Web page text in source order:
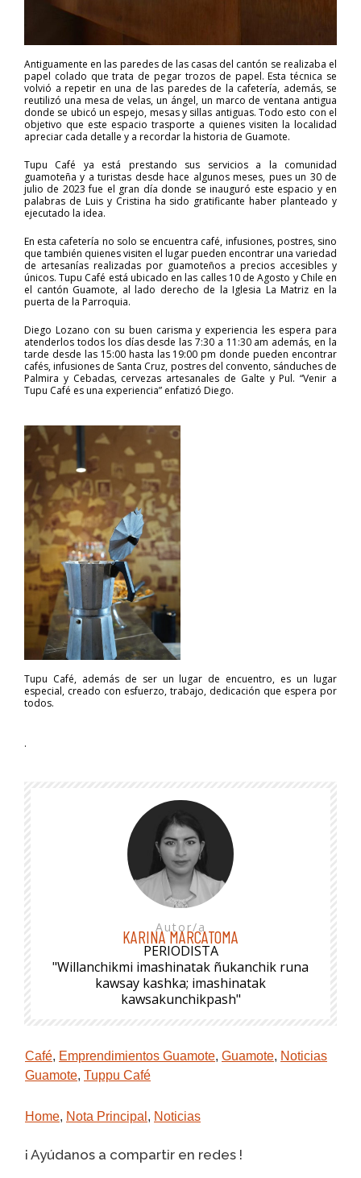
Antiguamente en las paredes de las casas del cantón se realizaba el
papel colado que trata de pegar trozos de papel. Esta técnica se
volvió a repetir en una de las paredes de la cafetería, además, se
reutilizó una mesa de velas, un ángel, un marco de ventana antigua
donde se ubicó un espejo, mesas y sillas antiguas. Todo esto con el
objetivo que este espacio trasporte a quienes visiten la localidad
apreciar cada detalle y a recordar la historia de Guamote.
Tupu Café ya está prestando sus servicios a la comunidad
guamoteña y a turistas desde hace algunos meses, pues un 30 de
julio de 2023 fue el gran día donde se inauguró este espacio y en
palabras de Luis y Cristina ha sido gratificante haber planteado y
ejecutado la idea.
En esta cafetería no solo se encuentra café, infusiones, postres, sino
que también quienes visiten el lugar pueden encontrar una variedad
de artesanías realizadas por guamoteños a precios accesibles y
únicos. Tupu Café está ubicado en las calles 10 de Agosto y Chile en
el cantón Guamote, al lado derecho de la Iglesia La Matriz en la
puerta de la Parroquia.
Diego Lozano con su buen carisma y experiencia les espera para
atenderlos todos los días desde las 7:30 a 11:30 am además, en la
tarde desde las 15:00 hasta las 19:00 pm donde pueden encontrar
cafés, infusiones de Santa Cruz, postres del convento, sánduches de
Palmira y Cebadas, cervezas artesanales de Galte y Pul. “Venir a
Tupu Café es una experiencia” enfatizó Diego.
Tupu Café, además de ser un lugar de encuentro, es un lugar
especial, creado con esfuerzo, trabajo, dedicación que espera por
todos.
.
Autor/a
KARINA MARCATOMA
PERIODISTA
"Willanchikmi imashinatak ñukanchik runa
kawsay kashka; imashinatak
kawsakunchikpash"
Café, Emprendimientos Guamote, Guamote, Noticias
Guamote, Tuppu Café
Home, Nota Principal , Noticias
¡ Ayúdanos a compartir en redes !